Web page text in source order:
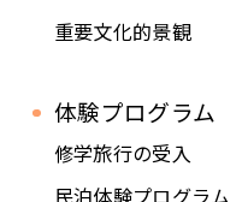
重要文化的景観
体験プログラム
修学旅行の受入